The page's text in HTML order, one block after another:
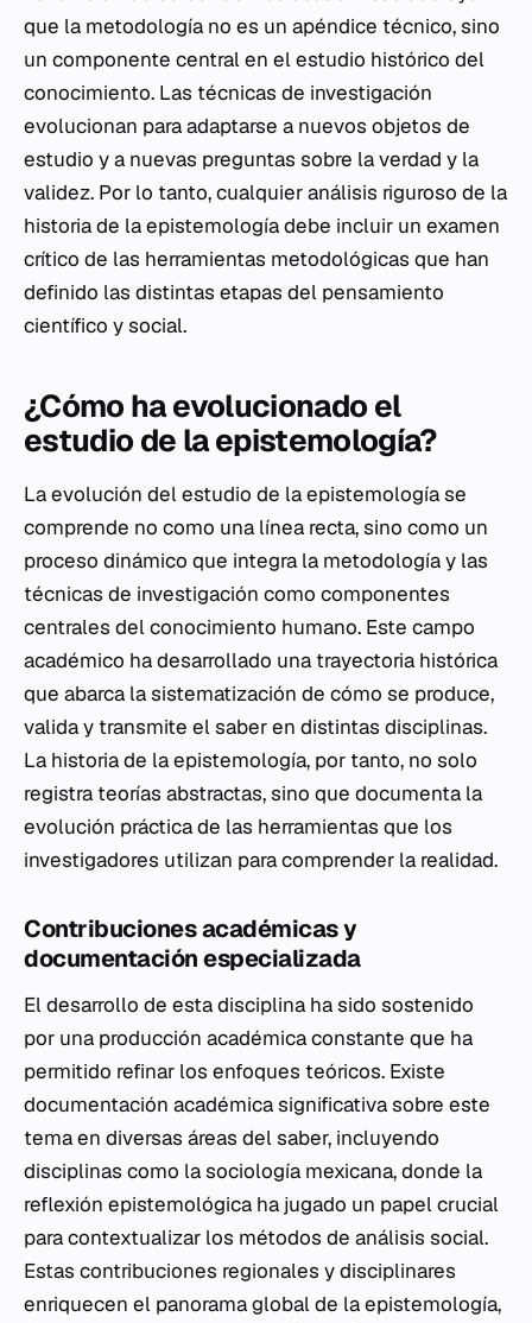
que la metodología no es un apéndice técnico, sino
un componente central en el estudio histórico del
conocimiento. Las técnicas de investigación
evolucionan para adaptarse a nuevos objetos de
estudio y a nuevas preguntas sobre la verdad y la
validez. Por lo tanto, cualquier análisis riguroso de la
historia de la epistemología debe incluir un examen
crítico de las herramientas metodológicas que han
definido las distintas etapas del pensamiento
científico y social.
¿Cómo ha evolucionado el
estudio de la epistemología?
La evolución del estudio de la epistemología se
comprende no como una línea recta, sino como un
proceso dinámico que integra la metodología y las
técnicas de investigación como componentes
centrales del conocimiento humano. Este campo
académico ha desarrollado una trayectoria histórica
que abarca la sistematización de cómo se produce,
valida y transmite el saber en distintas disciplinas.
La historia de la epistemología, por tanto, no solo
registra teorías abstractas, sino que documenta la
evolución práctica de las herramientas que los
investigadores utilizan para comprender la realidad.
Contribuciones académicas y
documentación especializada
El desarrollo de esta disciplina ha sido sostenido
por una producción académica constante que ha
permitido refinar los enfoques teóricos. Existe
documentación académica significativa sobre este
tema en diversas áreas del saber, incluyendo
disciplinas como la sociología mexicana, donde la
reflexión epistemológica ha jugado un papel crucial
para contextualizar los métodos de análisis social.
Estas contribuciones regionales y disciplinares
enriquecen el panorama global de la epistemología,